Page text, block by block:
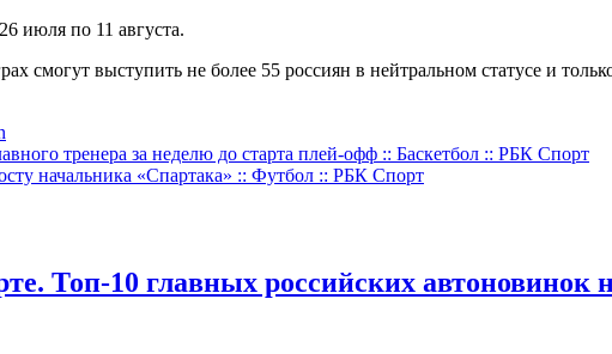
июля по 11 августа.
смогут выступить не более 55 россиян в нейтральном статусе и
тренера за неделю до старта плей-офф :: Баскетбол :: РБК Спорт
начальника «Спартака» :: Футбол :: РБК Спорт
Топ-10 главных российских автоновинок